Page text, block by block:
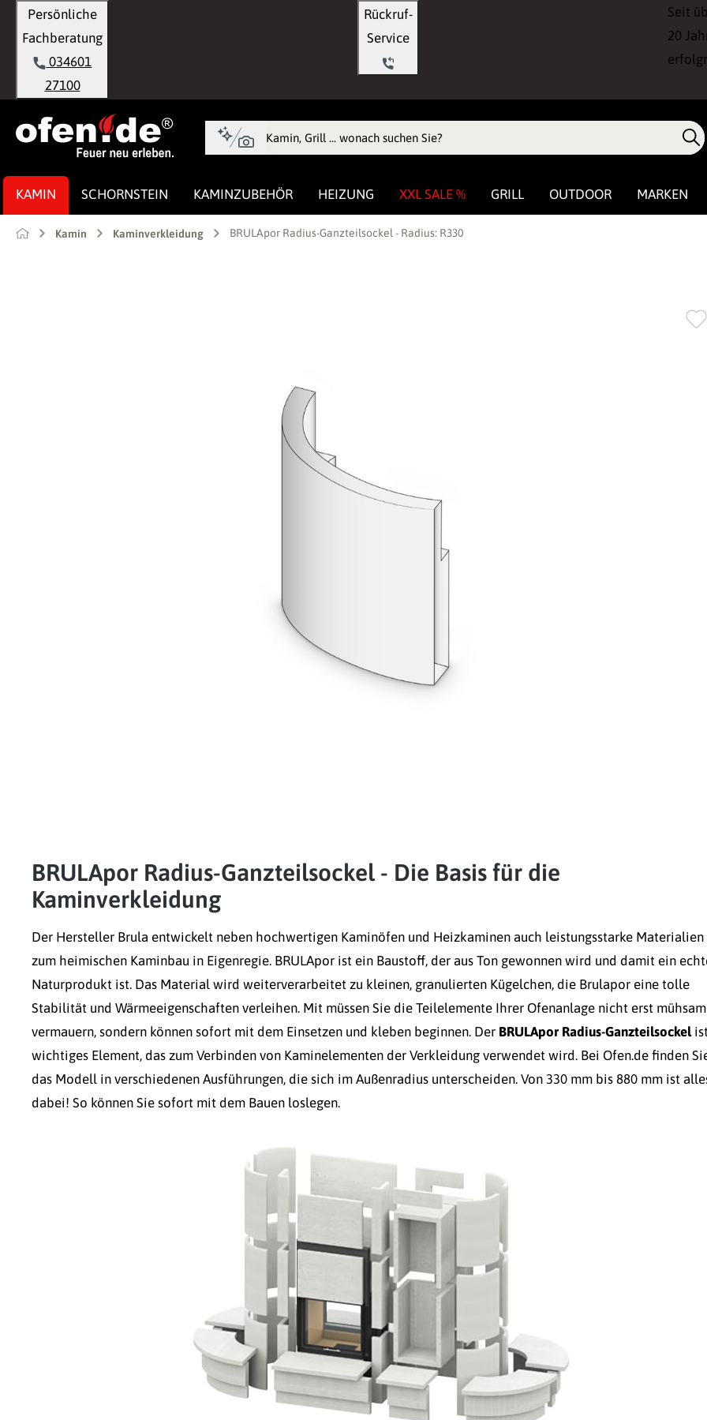
Zur Hauptnavigation springen
Persönliche
Fachberatung
034601
27100
Rückruf-
Seit
20
KAMIN SCHORNSTEIN KAMINZUBEHÖR HEIZUNG XXL SALE % GRILL OUTDOOR MARKEN
Kamin Kaminverkleidung BRULApor Radius-Ganzteilsockel - Radius: R330
BRULApor Radius-Ganzteilsockel - Die Basis für die
Kaminverkleidung
Der Hersteller Brula entwickelt neben hochwertigen Kaminöfen und Heizkaminen auch leistungsstarke Materialien
zum heimischen Kaminbau in Eigenregie. BRULApor ist ein Baustoff, der aus Ton gewonnen wird und damit ein
Naturprodukt ist. Das Material wird weiterverarbeitet zu kleinen, granulierten Kügelchen, die Brulapor eine tolle
Stabilität und Wärmeeigenschaften verleihen. Mit müssen Sie die Teilelemente Ihrer Ofenanlage nicht erst mühsam
vermauern, sondern können sofort mit dem Einsetzen und kleben beginnen. Der BRULApor Radius-Ganzteilsockel
wichtiges Element, das zum Verbinden von Kaminelementen der Verkleidung verwendet wird. Bei Ofen.de finden
das Modell in verschiedenen Ausführungen, die sich im Außenradius unterscheiden. Von 330 mm bis 880 mm ist
dabei! So können Sie sofort mit dem Bauen loslegen.